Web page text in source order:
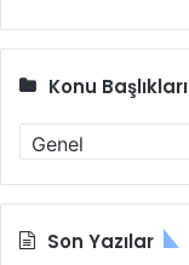
Konu Başlıkları
o
n
B
Son Yazılar